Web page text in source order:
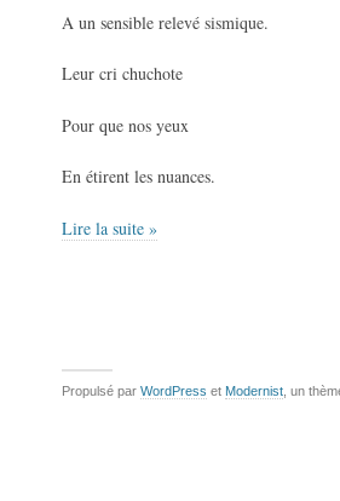
A un sensible relevé sismique.
Leur cri chuchote
Pour que nos yeux
En étirent les nuances.
Lire la suite »
Propulsé par WordPress et Modernist , un